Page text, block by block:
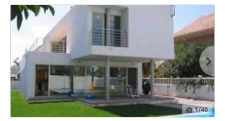
1/40